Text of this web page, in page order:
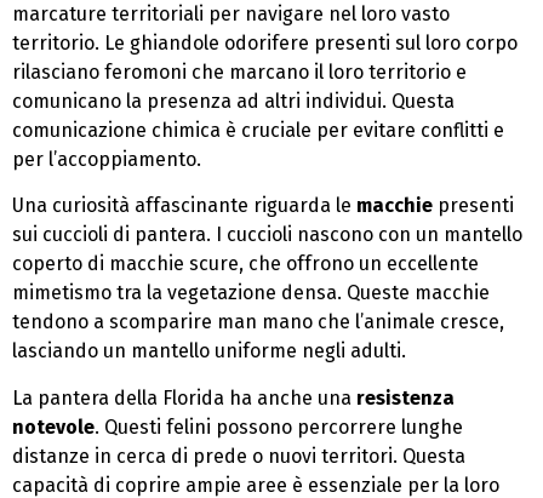
marcature territoriali per navigare nel loro vasto
territorio. Le ghiandole odorifere presenti sul loro corpo
rilasciano feromoni che marcano il loro territorio e
comunicano la presenza ad altri individui. Questa
comunicazione chimica è cruciale per evitare conflitti e
per l’accoppiamento.
Una curiosità affascinante riguarda le macchie presenti
sui cuccioli di pantera. I cuccioli nascono con un mantello
coperto di macchie scure, che offrono un eccellente
mimetismo tra la vegetazione densa. Queste macchie
tendono a scomparire man mano che l’animale cresce,
lasciando un mantello uniforme negli adulti.
La pantera della Florida ha anche una resistenza
notevole. Questi felini possono percorrere lunghe
distanze in cerca di prede o nuovi territori. Questa
capacità di coprire ampie aree è essenziale per la loro